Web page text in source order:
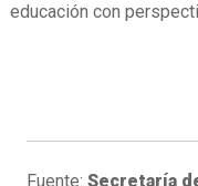
educación con
Fuente: Secretaría